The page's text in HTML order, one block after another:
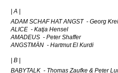
| A |
ADAM SCHAF HAT ANGST - Georg
ALICE - Katja Hensel
AMADEUS - Peter Shaffer
ANGSTMÄN - Hartmut El Kurdi
| B |
BABYTALK - Thomas Zaufke & Peter